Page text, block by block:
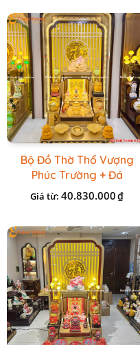
Bộ Đồ Thờ Thổ Vượng
Phúc Trường + Đá
Onix Vàng
Giá từ: 40.830.000₫